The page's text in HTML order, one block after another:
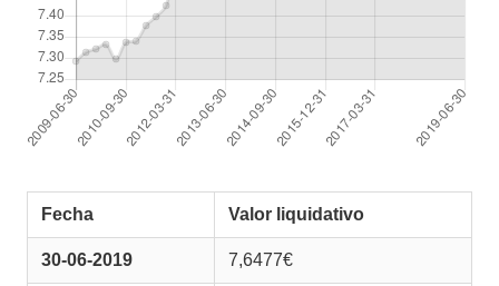
Fecha Valor liquidativo
30-06-2019 7,6477€